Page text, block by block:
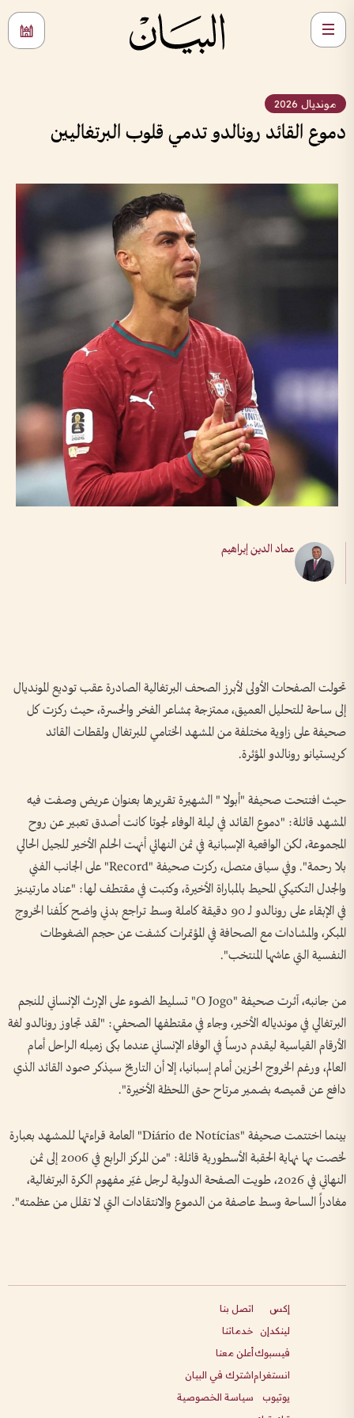
مونديال 2026
دموع القائد رونالدو تدمي قلوب البرتغاليين
عماد الدين إبراهيم
تحولت الصفحات الأولى لأبرز الصحف البرتغالية الصادرة عقب توديع المونديال
إلى ساحة للتحليل العميق، ممتزجة بمشاعر الفخر والحسرة، حيث ركزت كل
صحيفة على زاوية مختلفة من المشهد الختامي للبرتغال ولقطات القائد
كريستيانو رونالدو المؤثرة.
حيث افتتحت صحيفة "أبولا " الشهيرة تقريرها بعنوان عريض وصفت فيه
المشهد قائلة: "دموع القائد في ليلة الوفاء لجوتا كانت أصدق تعبير عن روح
المجموعة، لكن الواقعية الإسبانية في ثمن النهائي أنهت الحلم الأخير للجيل الحالي
بلا رحمة". وفي سياق متصل، ركزت صحيفة "Record" على الجانب الفني
والجدل التكتيكي المحيط بالمباراة الأخيرة، وكتبت في مقتطف لها: "عناد مارتينيز
في الإبقاء على رونالدو لـ 90 دقيقة كاملة وسط تراجع بدني واضح كلّفنا الخروج
المبكر، والمشادات مع الصحافة في المؤتمرات كشفت عن حجم الضغوطات
النفسية التي عاشها المنتخب".
من جانبه، آثرت صحيفة "O Jogo" تسليط الضوء على الإرث الإنساني للنجم
البرتغالي في موندياله الأخير، وجاء في مقتطفها الصحفي: "لقد تجاوز رونالدو لغة
الأرقام القياسية ليقدم درساً في الوفاء الإنساني عندما بكى زميله الراحل أمام
العالم، ورغم الخروج الحزين أمام إسبانيا، إلا أن التاريخ سيذكر صمود القائد الذي
دافع عن قميصه بضمير مرتاح حتى اللحظة الأخيرة".
بينما اختتمت صحيفة "Diário de Notícias" العامة قراءتها للمشهد بعبارة
لخصت بها نهاية الحقبة الأسطورية قائلة: "من المركز الرابع في 2006 إلى ثمن
النهائي في 2026، طويت الصفحة الدولية لرجل غيّر مفهوم الكرة البرتغالية،
مغادراً الساحة وسط عاصفة من الدموع والانتقادات التي لا تقلل من عظمته".
إكس
لينكدإن
فيسبوك
انستغرام
يوتيوب
اتصل بنا
خدماتنا
أعلن معنا
اشترك في البيان
سياسة الخصوصية